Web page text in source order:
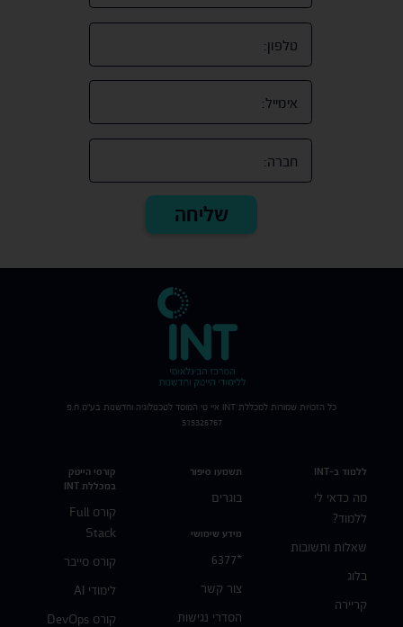
ללמוד ב-INT
מה כדאי לי
ללמוד?
שאלות ותשובות
בלוג
קריירה
תשמעו סיפור
בוגרים
מידע שימושי
*6377
צור קשר
הסדרי נגישות
קורסי הייטק
במכללת INT
קורס Full
Stack
קורס סייבר
לימודי AI
קורס DevOps
כל הזכויות שמורות למכללת INT איי טי המוסד לטכנולוגיה וחדשנות בע"מ ח.פ
515326767